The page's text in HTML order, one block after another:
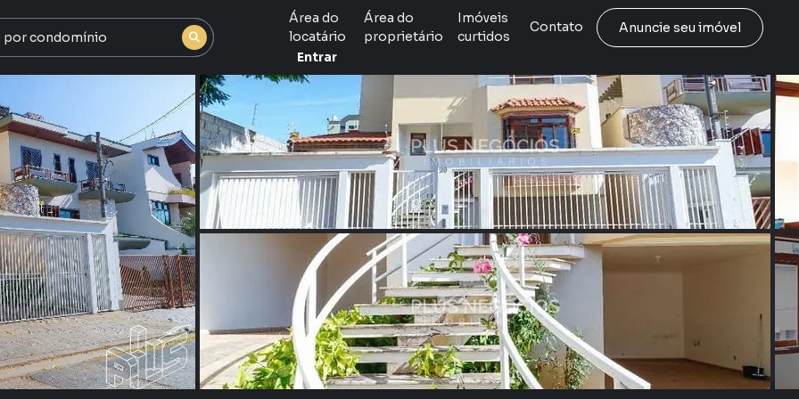
Área do
locatário
Área do
proprietário
Imóveis
curtidos
Contato
Anuncie seu imóvel
Entrar